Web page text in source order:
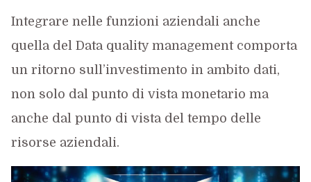
Integrare nelle funzioni aziendali anche
quella del Data quality management comporta
un ritorno sull’investimento in ambito dati,
non solo dal punto di vista monetario ma
anche dal punto di vista del tempo delle
risorse aziendali.